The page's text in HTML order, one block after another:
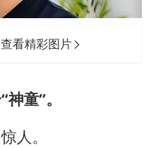
看精彩图片
童”。
人。